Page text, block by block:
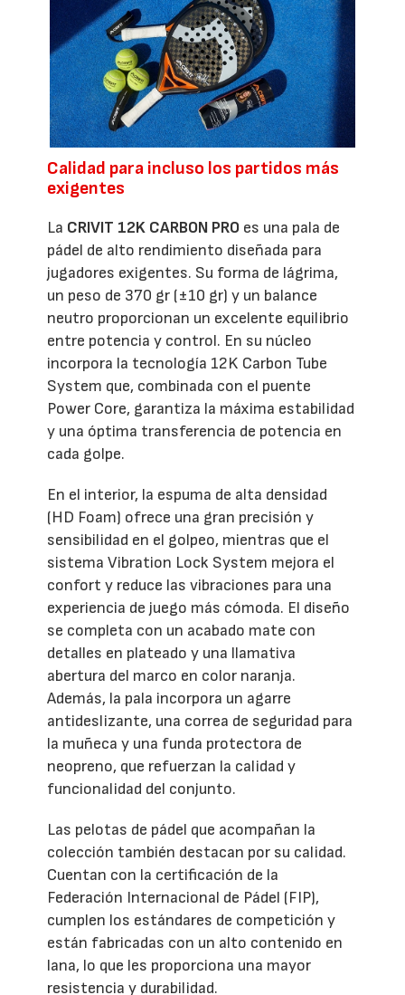
Calidad para incluso los partidos más
exigentes
La CRIVIT 12K CARBON PRO es una pala de
pádel de alto rendimiento diseñada para
jugadores exigentes. Su forma de lágrima,
un peso de 370 gr (±10 gr) y un balance
neutro proporcionan un excelente equilibrio
entre potencia y control. En su núcleo
incorpora la tecnología 12K Carbon Tube
System que, combinada con el puente
Power Core, garantiza la máxima estabilidad
y una óptima transferencia de potencia en
cada golpe.
En el interior, la espuma de alta densidad
(HD Foam) ofrece una gran precisión y
sensibilidad en el golpeo, mientras que el
sistema Vibration Lock System mejora el
confort y reduce las vibraciones para una
experiencia de juego más cómoda. El diseño
se completa con un acabado mate con
detalles en plateado y una llamativa
abertura del marco en color naranja.
Además, la pala incorpora un agarre
antideslizante, una correa de seguridad para
la muñeca y una funda protectora de
neopreno, que refuerzan la calidad y
funcionalidad del conjunto.
Las pelotas de pádel que acompañan la
colección también destacan por su calidad.
Cuentan con la certificación de la
Federación Internacional de Pádel (FIP),
cumplen los estándares de competición y
están fabricadas con un alto contenido en
lana, lo que les proporciona una mayor
resistencia y durabilidad.